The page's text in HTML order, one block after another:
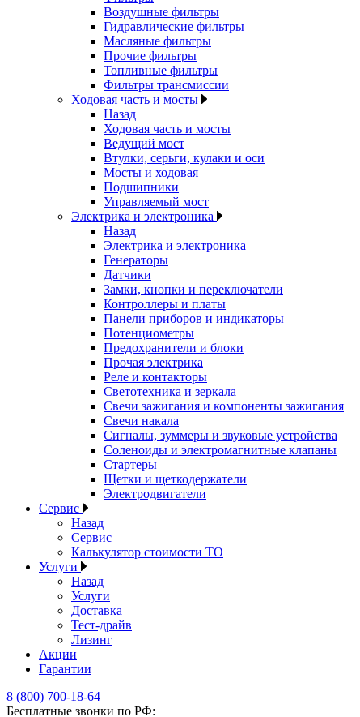
Воздушные фильтры
Гидравлические фильтры
Масляные фильтры
Прочие фильтры
Топливные фильтры
Фильтры трансмиссии
Ходовая часть и мосты
Назад
Ходовая часть и мосты
Ведущий мост
Втулки, серьги, кулаки и оси
Мосты и ходовая
Подшипники
Управляемый мост
Электрика и электроника
Назад
Электрика и электроника
Генераторы
Датчики
Замки, кнопки и переключатели
Контроллеры и платы
Панели приборов и индикаторы
Потенциометры
Предохранители и блоки
Прочая электрика
Реле и контакторы
Светотехника и зеркала
Свечи зажигания и компоненты зажигания
Свечи накала
Сигналы, зуммеры и звуковые устройства
Соленоиды и электромагнитные клапаны
Стартеры
Щетки и щеткодержатели
Электродвигатели
Сервис
Назад
Сервис
Калькулятор стоимости ТО
Услуги
Назад
Услуги
Доставка
Тест-драйв
Лизинг
Акции
Гарантии
8 (800) 700-18-64
Бесплатные звонки по РФ: